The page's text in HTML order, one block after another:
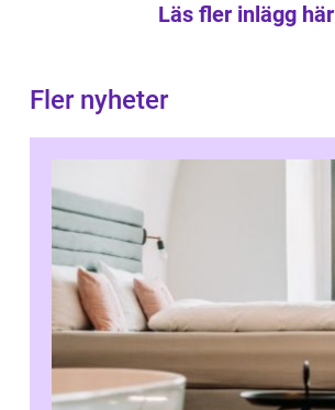
Läs fler inlägg här
Fler nyheter